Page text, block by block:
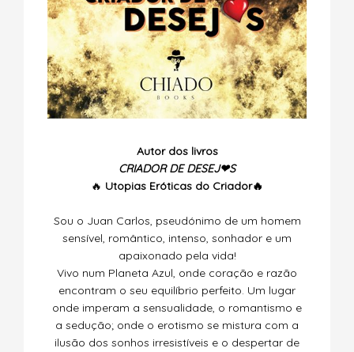
Autor dos livros
CRIADOR DE DESEJ❤S
🔥 Utopias Eróticas do Criador🔥
Sou o Juan Carlos, pseudónimo de um homem
sensível, romântico, intenso, sonhador e um
apaixonado pela vida!
Vivo num Planeta Azul, onde coração e razão
encontram o seu equilíbrio perfeito. Um lugar
onde imperam a sensualidade, o romantismo e
a sedução; onde o erotismo se mistura com a
ilusão dos sonhos irresistíveis e o despertar de